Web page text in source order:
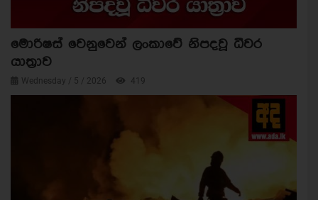
මොරිෂස් වෙනුවෙන් ලංකාවේ නිපදවූ ධීවර
යාත්‍රාව
Wednesday / 5 / 2026 419